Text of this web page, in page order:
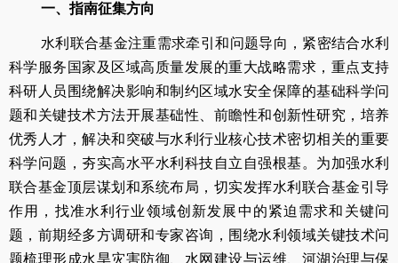
一、指南征集方向
水利联合基金注重需求牵引和问题导向，紧密结合水利
科学服务国家及区域高质量发展的重大战略需求，重点支持
科研人员围绕解决影响和制约区域水安全保障的基础科学问
题和关键技术方法开展基础性、前瞻性和创新性研究，培养
优秀人才，解决和突破与水利行业核心技术密切相关的重要
科学问题，夯实高水平水利科技自立自强根基。为加强水利
联合基金顶层谋划和系统布局，切实发挥水利联合基金引导
作用，找准水利行业领域创新发展中的紧迫需求和关键问
题，前期经多方调研和专家咨询，围绕水利领域关键技术问
题梳理形成水旱灾害防御、水网建设与运维、河湖治理与保